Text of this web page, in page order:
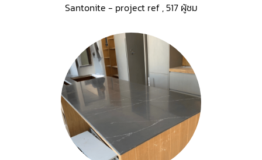
Santonite - project ref,517 ผู้ชม